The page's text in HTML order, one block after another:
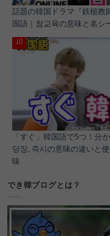
話題の韓国ドラマ『鉄槌教
国語｜참교육の意味と名シ
「すぐ」韓国語で5つ！分
당장, 즉시の意味の違いと
味
でき韓ブログとは？